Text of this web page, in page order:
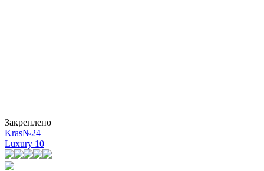
Закреплено
Kras№24
Luxury 10